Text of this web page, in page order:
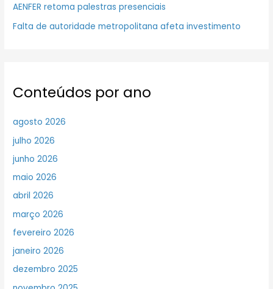
AENFER retoma palestras presenciais
Falta de autoridade metropolitana afeta investimento
Conteúdos por ano
agosto 2026
julho 2026
junho 2026
maio 2026
abril 2026
março 2026
fevereiro 2026
janeiro 2026
dezembro 2025